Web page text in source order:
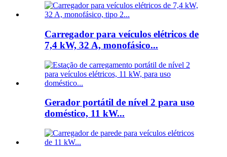
Carregador para veículos elétricos de
7,4 kW, 32 A, monofásico...
Gerador portátil de nível 2 para uso
doméstico, 11 kW...